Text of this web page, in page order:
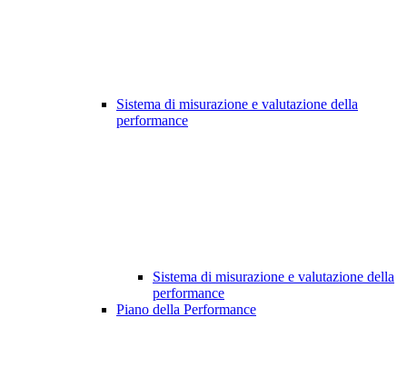
Sistema di misurazione e valutazione della
performance
Sistema di misurazione e valutazione della
performance
Piano della Performance